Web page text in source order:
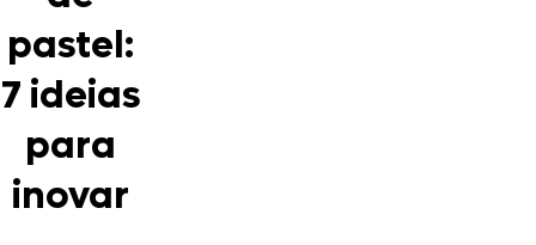
pastel:
7 ideias
para
inovar